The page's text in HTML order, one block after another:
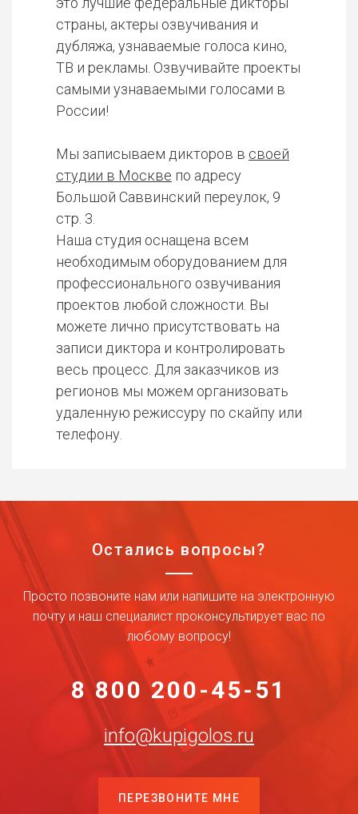
страны, актеры озвучивания и
дубляжа, узнаваемые голоса кино,
ТВ и рекламы. Озвучивайте проекты
самыми узнаваемыми голосами в
России!
Мы записываем дикторов в своей
студии в Москве по адресу
Большой Саввинский переулок, 9
стр. 3.
Наша студия оснащена всем
необходимым оборудованием для
профессионального озвучивания
проектов любой сложности. Вы
можете лично присутствовать на
записи диктора и контролировать
весь процесс. Для заказчиков из
регионов мы можем организовать
удаленную режиссуру по скайпу или
телефону.
Остались вопросы?
Просто позвоните нам или напишите на электронную
почту и наш специалист проконсультирует вас по
любому вопросу!
8 800 200-45-51
info@kupigolos.ru
ПЕРЕЗВОНИТЕ МНЕ